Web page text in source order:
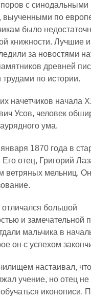
с синодальными
выученными по
было
книжности. Лучшие
за новостями
древней
по истории.
начетчиков начала
Усов, человек
ума.
1870 года в
Его отец, Григорий
ветряных мельниц.
отличался большой
и замечательной
мальчика в
он с успехом
настаивал,
учение, но отец не
иконописи.